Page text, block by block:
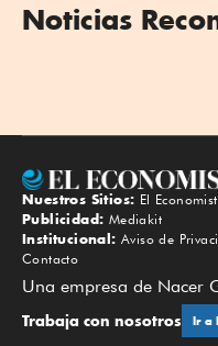
Noticias
Nuestros Sitios: El
Publicidad: Mediakit
Institucional: Aviso de
Contacto
Una empresa de Nacer
Trabaja con nosotros Ir a